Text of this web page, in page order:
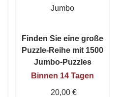
Jumbo
Finden Sie eine große
Puzzle-Reihe mit 1500
Jumbo-Puzzles
Binnen 14 Tagen
20,00 €